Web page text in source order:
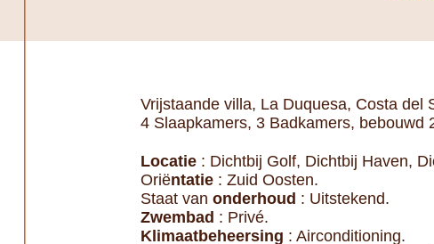
Vrijstaande villa, La Duquesa, Costa del
4 Slaapkamers, 3 Badkamers, bebouwd
Locatie: Dichtbij Golf, Dichtbij Haven,
Oriëntatie: Zuid Oosten.
Staat van onderhoud : Uitstekend.
Zwembad : Privé.
Klimaatbeheersing : Airconditioning.